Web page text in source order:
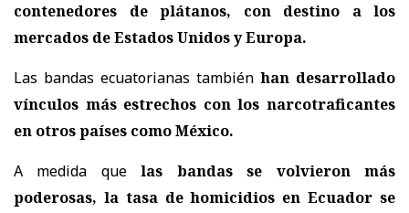
contenedores de plátanos, con destino a los
mercados de Estados Unidos y Europa.
Las bandas ecuatorianas también han desarrollado
vínculos más estrechos con los narcotraficantes
en otros países como México.
A medida quelas bandas se volvieron más
poderosas, la tasa de homicidios en Ecuador se